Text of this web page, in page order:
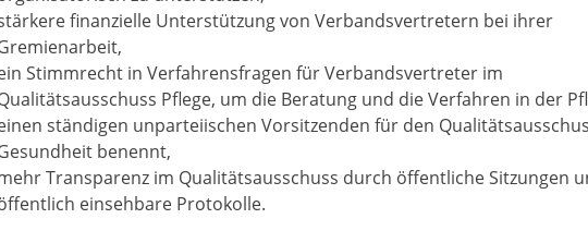
finanzielle Unterstützung von Verbandsvertretern bei ihrer
Stimmrecht in Verfahrensfragen für Verbandsvertreter im
Pflege, um die Beratung und die Verfahren in der
ständigen unparteiischen Vorsitzenden für den
benennt,
Transparenz im Qualitätsausschuss durch öffentliche Sitzungen
einsehbare Protokolle.